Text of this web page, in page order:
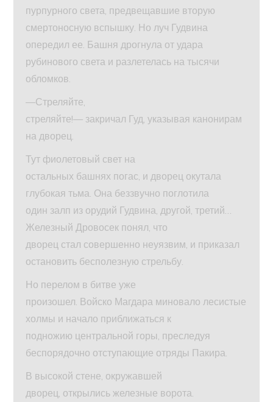
пурпурного света, предвещавшие вторую
смертоносную вспышку. Но луч Гудвина
опередил ее. Башня дрогнула от удара
рубинового света и разлетелась на тысячи
обломков.
—Стреляйте,
стреляйте!— закричал Гуд, указывая канонирам
на дворец.
Тут фиолетовый свет на
остальных башнях погас, и дворец окутала
глубокая тьма. Она беззвучно поглотила
один залп из орудий Гудвина, другой, третий…
Железный Дровосек понял, что
дворец стал совершенно неуязвим, и приказал
остановить бесполезную стрельбу.
Но перелом в битве уже
произошел. Войско Магдара миновало лесистые
холмы и начало приближаться к
подножию центральной горы, преследуя
беспорядочно отступающие отряды Пакира.
В высокой стене, окружавшей
дворец, открылись железные ворота.